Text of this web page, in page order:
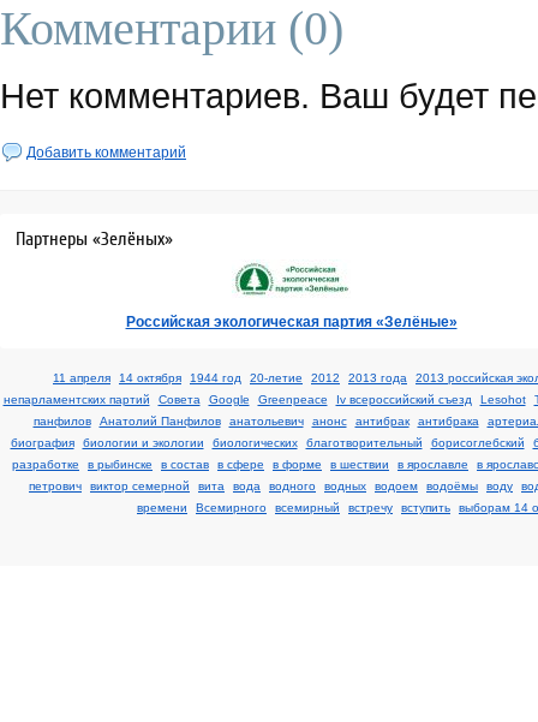
Комментарии (0)
Нет комментариев. Ваш будет
Добавить комментарий
Партнеры «Зелёных»
Российская экологическая партия «Зелёные»
11 апреля 14 октября 1944 год 20-летие 2012 2013 года
2013 российская
непарламентских партий
Cовета Google Greenpeace Iv всероссийский съезд Lesohot
панфилов
Анатолий Панфилов анатольевич анонс антибрак антибрака
биография
биологии и экологии биологических благотворительный борисоглебский
разработке
в рыбинске в состав в сфере в форме в шествии в ярославле
в
петрович
виктор семерной вита вода водного водных водоем водоёмы воду
времени
Всемирного всемирный встречу вступить выборам 14